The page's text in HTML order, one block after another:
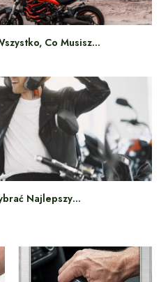
Co Musisz…
Najlepszy…